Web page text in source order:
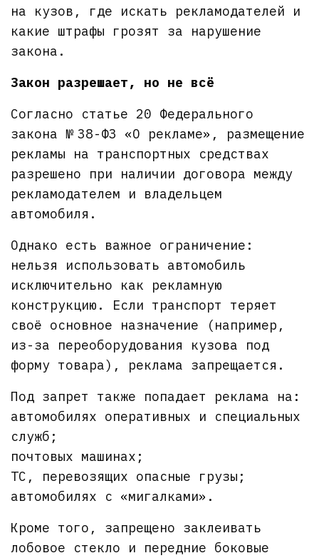
на кузов, где искать рекламодателей и
какие штрафы грозят за нарушение
закона.
Закон разрешает, но не всё
Согласно статье 20 Федерального
закона № 38-ФЗ «О рекламе», размещение
рекламы на транспортных средствах
разрешено при наличии договора между
рекламодателем и владельцем
автомобиля.
Однако есть важное ограничение:
нельзя использовать автомобиль
исключительно как рекламную
конструкцию. Если транспорт теряет
своё основное назначение (например,
из-за переоборудования кузова под
форму товара), реклама запрещается.
Под запрет также попадает реклама на:
автомобилях оперативных и специальных
служб;
почтовых машинах;
ТС, перевозящих опасные грузы;
автомобилях с «мигалками».
Кроме того, запрещено заклеивать
лобовое стекло и передние боковые